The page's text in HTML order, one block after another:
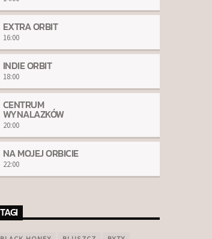
EXTRA ORBIT
16:00
INDIE ORBIT
18:00
CENTRUM
WYNALAZKÓW
20:00
NA MOJEJ ORBICIE
22:00
TAGI